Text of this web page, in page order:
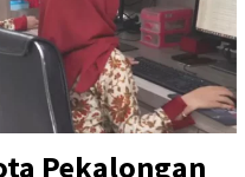
Pekalongan